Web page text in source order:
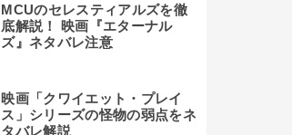
MCUのセレスティアルズを徹
底解説！ 映画『エターナル
ズ』ネタバレ注意
映画「クワイエット・プレイ
ス」シリーズの怪物の弱点をネ
タバレ解説